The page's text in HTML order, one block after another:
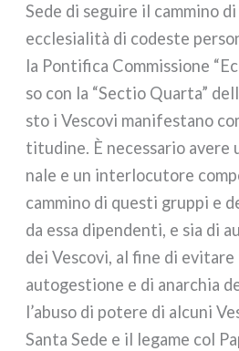
Sede di segui­re il cam­mi­no
eccle­sia­li­tà di code­ste
la Pontifica Commissione
so con la “Sectio Quarta”
sto i Vescovi mani­fe­sta­no
ti­tu­di­ne. È neces­sa­rio
na­le e un inter­lo­cu­to­re
cam­mi­no di que­sti grup­pi e
da essa dipen­den­ti, e sia di
dei Vescovi, al fine di
auto­ge­stio­ne e di anar­chia
l’abuso di pote­re di alcu­ni
Santa Sede e il lega­me col